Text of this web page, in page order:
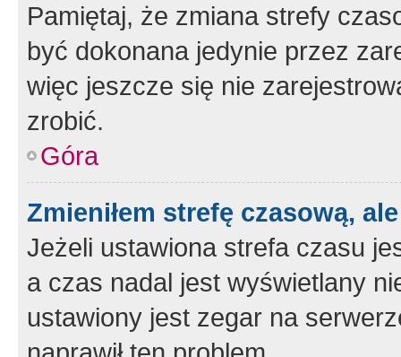
Pamiętaj, że zmiana strefy
być dokonana jedynie przez
więc jeszcze się nie
zrobić.
Góra
Zmieniłem strefę czasową,
Jeżeli ustawiona strefa czasu
a czas nadal jest wyświetlany
ustawiony jest zegar na